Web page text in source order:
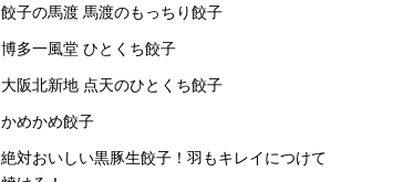
餃子の馬渡 馬渡のもっちり餃子
博多一風堂 ひとくち餃子
大阪北新地 点天のひとくち餃子
かめかめ餃子
絶対おいしい黒豚生餃子！羽もキレイにつけて